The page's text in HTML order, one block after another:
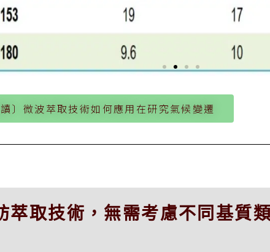
Sandy loam soil
LGC6115
讀〕微波萃取技術如何應用在研究氣候變遷
萃取技術，無需考慮不同基質